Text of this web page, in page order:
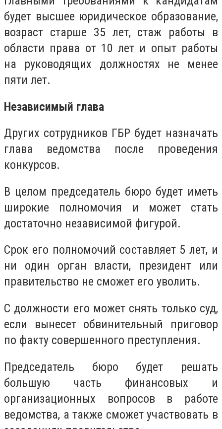
будет высшее юридическое образование,
возраст старше 35 лет, стаж работы в
области права от 10 лет и опыт работы
на руководящих должностях не менее
пяти лет.
Независимый глава
Других сотрудников ГБР будет назначать
глава ведомства после проведения
конкурсов.
В целом председатель бюро будет иметь
широкие полномочия и может стать
достаточно независимой фигурой.
Срок его полномочий составляет 5 лет, и
ни один орган власти, президент или
правительство не сможет его уволить.
С должности его может снять только суд,
если вынесет обвинительный приговор
по факту совершенного преступления.
Председатель бюро будет решать
большую часть финансовых и
организационных вопросов в работе
ведомства, а также сможет участвовать в